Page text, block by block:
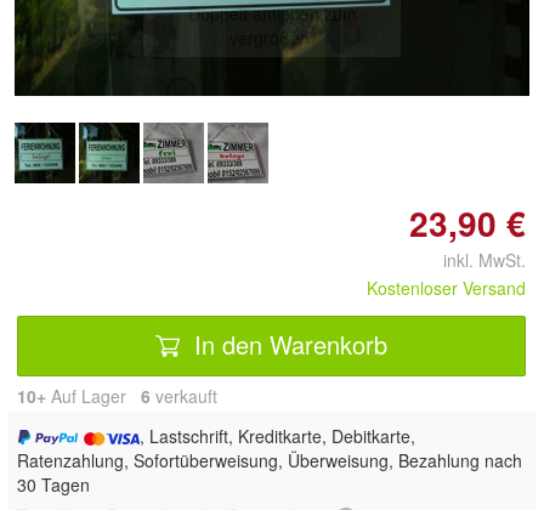
Doppelt antippen zum
vergrößern
23,90 €
inkl. MwSt.
Kostenloser Versand
In den Warenkorb
10+ Auf Lager 6 verkauft
, Lastschrift, Kreditkarte, Debitkarte,
Ratenzahlung, Sofortüberweisung, Überweisung, Bezahlung nach
30 Tagen